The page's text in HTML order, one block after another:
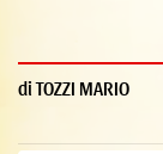
di TOZZI MARIO